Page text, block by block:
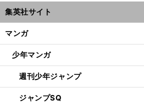
集英社サイト
マンガ
少年マンガ
週刊少年ジャンプ
ジャンプSQ